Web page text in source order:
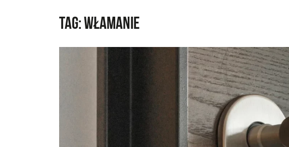
Tag:włamanie